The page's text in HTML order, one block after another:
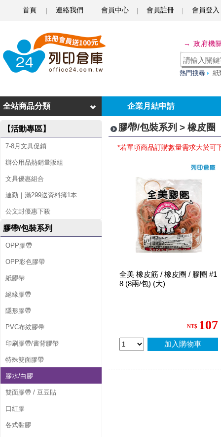
首頁 連絡我們 會員中心 會員註冊 會員登入
皮
圈
→ 政府機
熱門搜尋 紙
企業月結申請
全站商品分類
【活動專區】
7-8月文具促銷
辦公用品熱銷量販組
文具優惠組合
連勤｜滿299送資料簿1本
公文封優惠下殺
膠帶/包裝系列
OPP膠帶
OPP彩色膠帶
紙膠帶
絕緣膠帶
隱形膠帶
PVC布紋膠帶
印刷膠帶/書背膠帶
特殊雙面膠帶
膠水/白膠
雙面膠帶 / 豆豆貼
口紅膠
各式黏膠
膠帶/包裝系列 > 橡皮圈
*若單項商品訂購數量需求大於可
全美 橡皮筋 / 橡皮圈 / 膠圈 #1
8 (8兩/包) (大)
NT$ 107
加入購物車